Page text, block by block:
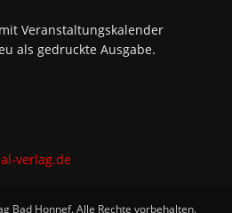
Veranstaltungskalender
als gedruckte Ausgabe.
verlag.de
Bad Honnef. Alle Rechte vorbehalten.